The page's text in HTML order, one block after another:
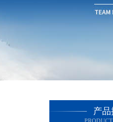
产品